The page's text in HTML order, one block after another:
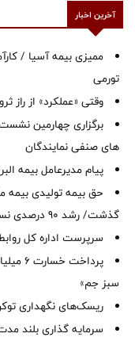
آخرین اخبار
ممیزی بیمه آسیا /
تورمی
وقتی «عملکرد» از راز
برگزاری چهارمین
های صنفی نمایندگان
پیام مدیرعامل بیمه
گذشت/ رشد 90 درصدی نسبت به مدت مشابه سال گذشته
سرپرست اداره كل
سبز جم»
ریسک‌های نگهداری
سرمایه گذاری بلند